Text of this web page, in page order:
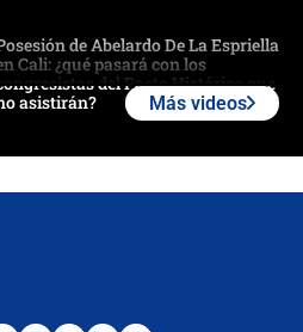
de Abelardo De La Espriella
Cali: ¿qué pasará con los
del Pacto Histórico que
asistirán?
Más videos